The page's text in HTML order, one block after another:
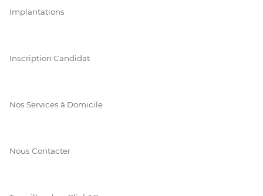
Implantations
Inscription Candidat
Nos Services à Domicile
Nous Contacter